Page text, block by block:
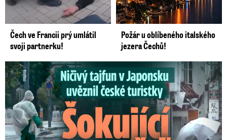
Čech ve Francii prý umlátil
svoji partnerku!
Požár u oblíbeného italského
jezera Čechů!
Ničivý tajfun uvěznil české turistky: Šokující zpověď